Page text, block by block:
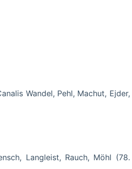
Wandel, Pehl, Machut, Ejder,
Langleist, Rauch, Möhl (78.